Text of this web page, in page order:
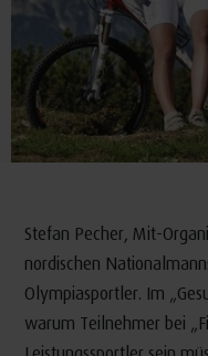
Stefan Pecher, Mit-
nordischen
Olympiasportler. Im
warum Teilnehmer bei